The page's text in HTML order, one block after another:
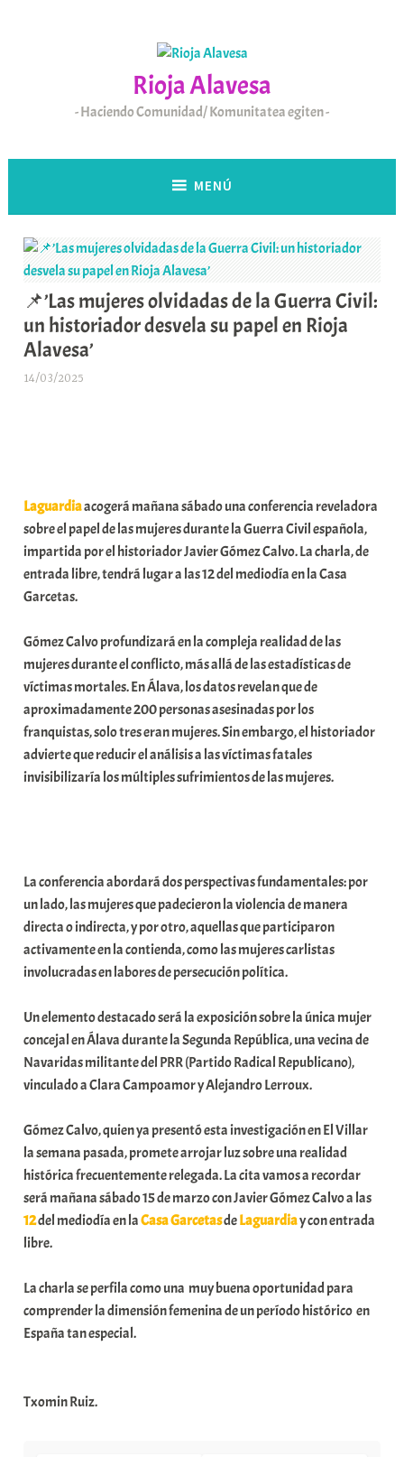
Rioja Alavesa
Haciendo Comunidad/ Komunitatea egiten
MENÚ
📌’Las mujeres olvidadas de la Guerra Civil:
un historiador desvela su papel en Rioja
Alavesa’
14/03/2025
E
r
r
i
a
K
o
m
u
n
i
e
Laguardiaacogerá mañana sábado una conferencia reveladora
sobre el papel de las mujeres durante la Guerra Civil española,
impartida por el historiador Javier Gómez Calvo. La charla, de
entrada libre, tendrá lugar a las 12 del mediodía en la Casa
Garcetas.
Gómez Calvo profundizará en la compleja realidad de las
mujeres durante el conflicto, más allá de las estadísticas de
víctimas mortales. En Álava, los datos revelan que de
aproximadamente 200 personas asesinadas por los
franquistas, solo tres eran mujeres. Sin embargo, el historiador
advierte que reducir el análisis a las víctimas fatales
invisibilizaría los múltiples sufrimientos de las mujeres.
La conferencia abordará dos perspectivas fundamentales: por
un lado, las mujeres que padecieron la violencia de manera
directa o indirecta, y por otro, aquellas que participaron
activamente en la contienda, como las mujeres carlistas
involucradas en labores de persecución política.
Un elemento destacado será la exposición sobre la única mujer
concejal en Álava durante la Segunda República, una vecina de
Navaridas militante del PRR (Partido Radical Republicano),
vinculado a Clara Campoamor y Alejandro Lerroux.
Gómez Calvo, quien ya presentó esta investigación en El Villar
la semana pasada, promete arrojar luz sobre una realidad
histórica frecuentemente relegada. La cita vamos a recordar
será mañana sábado 15 de marzo con Javier Gómez Calvo a las
12del mediodía en laCasa GarcetasdeLaguardiay con entrada
libre.
La charla se perfila como una muy buena oportunidad para
comprender la dimensión femenina de un período histórico en
España tan especial.
Txomin Ruiz.